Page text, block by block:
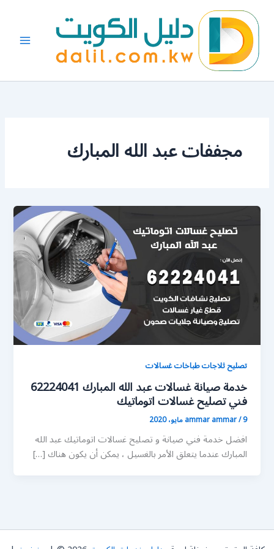
المحتوى
مجففات عبد الله المبارك
تصليح ثلاجات طباخات غسالات
خدمة صيانة غسالات عبد الله المبارك 62224041
فني تصليح غسالات اتوماتيك
ammar ammar/9 مايو، 2020
افضل خدمة فني صيانة و تصليح غسالات اتوماتيك عبد الله
المبارك عندما يتعلق الأمر بالغسيل ، يمكن أن يكون هناك […]